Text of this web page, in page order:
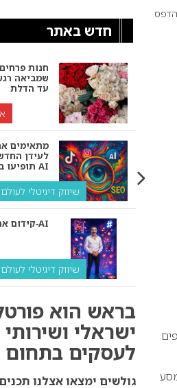
הדפס
חדש באתר
חנות
שמביאה
עד הדלת
מתאימים
לעידן
תופיעו בתשובות AI
שיווק דיגיטלי
קידום אתרים ל‑AI
שיווק דיגיטלי
ולמה
שיווק
בראש הוא
ישראלי ושירותי
לעסקים בתחום
גולשים ימצאו אצלנו